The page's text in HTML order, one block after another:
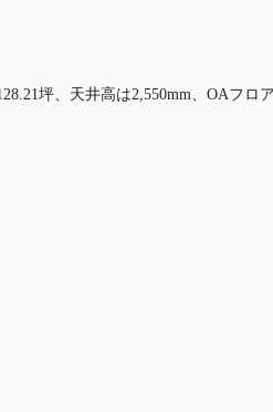
坪、天井高は2,550mm、OAフ